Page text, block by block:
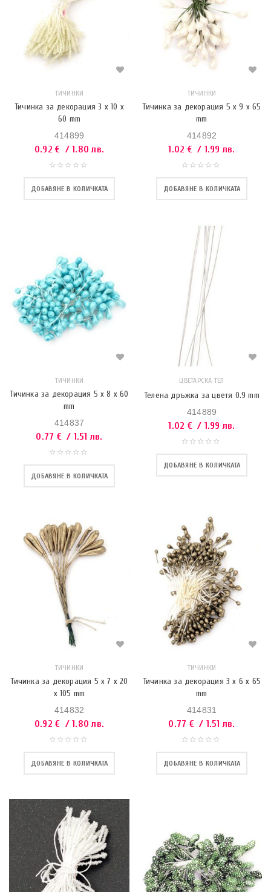
ТИЧИНКИ
Тичинка за декорация 3 x 10 x
60 mm
414899
0.92€ / 1.80 лв.
ДОБАВЯНЕ В КОЛИЧКАТА
ТИЧИНКИ
Тичинка за декорация 5 x 9 x 65
mm
414892
1.02 € / 1.99 лв.
ДОБАВЯНЕ В КОЛИЧКАТА
ТИЧИНКИ
Тичинка за декорация 5 x 8 x 60
mm
414837
0.77 € / 1.51 лв.
ДОБАВЯНЕ В КОЛИЧКАТА
ЦВЕТАРСКА ТЕЛ
Телена дръжка за цветя 0.9 mm
414889
1.02 € / 1.99 лв.
ДОБАВЯНЕ В КОЛИЧКАТА
ТИЧИНКИ
Тичинка за декорация 5 x 7 x 20
x 105 mm
414832
0.92€ / 1.80 лв.
ДОБАВЯНЕ В КОЛИЧКАТА
ТИЧИНКИ
Тичинка за декорация 3 x 6 x 65
mm
414831
0.77 € / 1.51 лв.
ДОБАВЯНЕ В КОЛИЧКАТА